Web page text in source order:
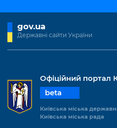
gov.ua
Державні сайти України
Офіційний портал
beta
Київська міська
Київська міська рада